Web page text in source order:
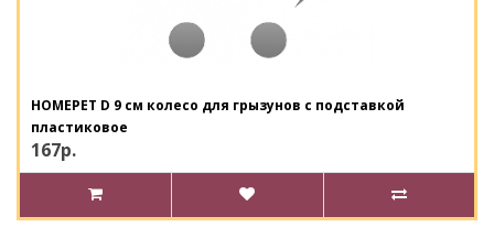
HOMEPET D 9 см колесо для грызунов с подставкой
пластиковое
167р.